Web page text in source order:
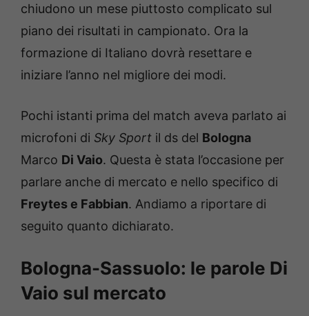
chiudono un mese piuttosto complicato sul
piano dei risultati in campionato. Ora la
formazione di Italiano dovrà resettare e
iniziare l’anno nel migliore dei modi.
Pochi istanti prima del match aveva parlato ai
microfoni di Sky Sport il ds del Bologna
Marco Di Vaio. Questa è stata l’occasione per
parlare anche di mercato e nello specifico di
Freytes e Fabbian. Andiamo a riportare di
seguito quanto dichiarato.
Bologna-Sassuolo: le parole Di
Vaio sul mercato